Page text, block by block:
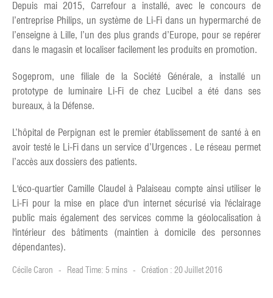
Depuis mai 2015, Carrefour a installé, avec le concours de
l’entreprise Philips, un système de Li-Fi dans un hypermarché de
l’enseigne à Lille, l’un des plus grands d’Europe, pour se repérer
dans le magasin et localiser facilement les produits en promotion.
Sogeprom, une filiale de la Société Générale, a installé un
prototype de luminaire Li-Fi de chez Lucibel a été dans ses
bureaux, à la Défense.
L’hôpital de Perpignan est le premier établissement de santé à en
avoir testé le Li-Fi dans un service d’Urgences . Le réseau permet
l’accès aux dossiers des patients.
L'éco-quartier Camille Claudel à Palaiseau compte ainsi utiliser le
Li-Fi pour la mise en place d'un internet sécurisé via l'éclairage
public mais également des services comme la géolocalisation à
l'intérieur des bâtiments (maintien à domicile des personnes
dépendantes).
Cécile Caron Read Time: 5 mins Création : 20 Juillet 2016